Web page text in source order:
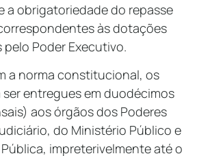
a obrigatoriedade do repasse
às dotações
Poder Executivo.
a norma constitucional, os
ser entregues em duodécimos
aos órgãos dos Poderes
do Ministério Público e
impreterivelmente até o